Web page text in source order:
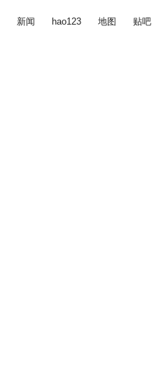
新闻 hao123 地图 贴吧